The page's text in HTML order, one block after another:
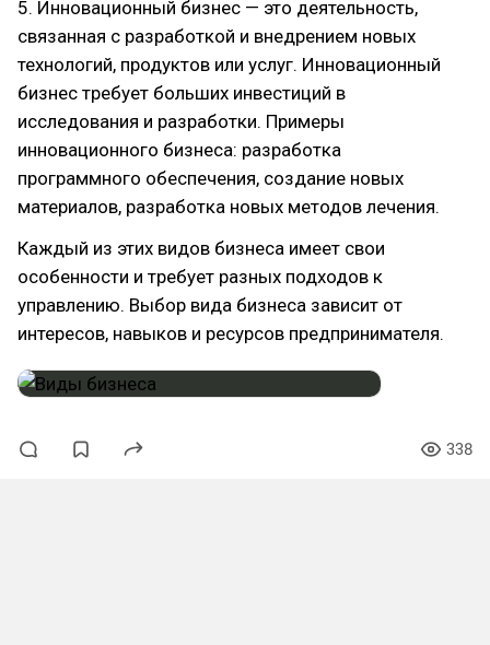
5. Инновационный бизнес — это деятельность,
связанная с разработкой и внедрением новых
технологий, продуктов или услуг. Инновационный
бизнес требует больших инвестиций в
исследования и разработки. Примеры
инновационного бизнеса: разработка
программного обеспечения, создание новых
материалов, разработка новых методов лечения.
Каждый из этих видов бизнеса имеет свои
особенности и требует разных подходов к
управлению. Выбор вида бизнеса зависит от
интересов, навыков и ресурсов предпринимателя.
338